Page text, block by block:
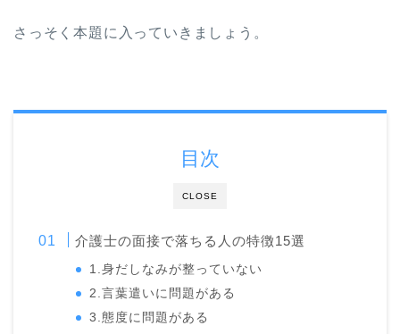
さっそく本題に入っていきましょう。
CLOSE
目次
介護士の面接で落ちる人の特徴15選
1.身だしなみが整っていない
2.言葉遣いに問題がある
3.態度に問題がある